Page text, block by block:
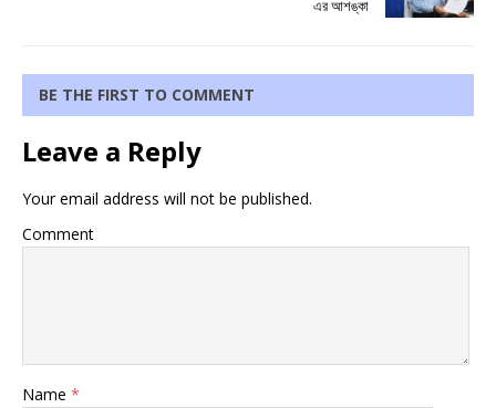
এর আশঙ্কা
BE THE FIRST TO COMMENT
Leave a Reply
Your email address will not be published.
Comment
Name *